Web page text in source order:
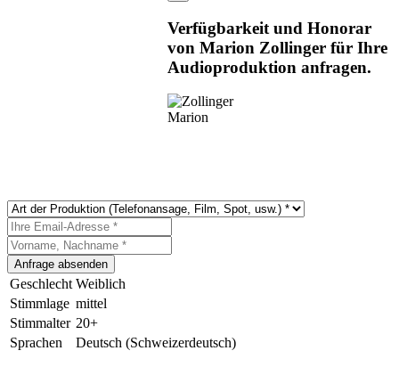
Verfügbarkeit und Honorar
von Marion Zollinger für Ihre
Audioproduktion anfragen.
Geschlecht Weiblich
Stimmlage mittel
Stimmalter 20+
Sprachen
Deutsch (Schweizerdeutsch)